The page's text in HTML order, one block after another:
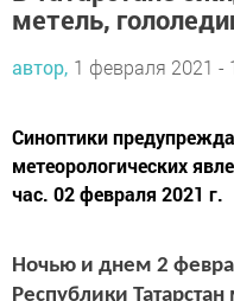
1 февраля 2021 -
метеорологических
час. 02 февраля 2021 г.
Республики